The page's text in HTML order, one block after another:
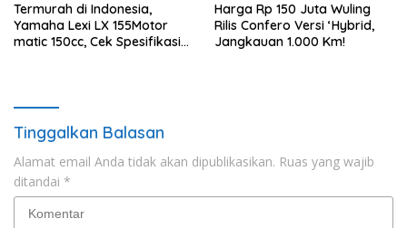
Termurah di Indonesia,
Yamaha Lexi LX 155Motor
matic 150cc, Cek Spesifikasi
Harga Rp 150 Juta Wuling
Rilis Confero Versi ‘Hybrid,
Jangkauan 1.000 Km!
Tinggalkan Balasan
Alamat email Anda tidak akan dipublikasikan. Ruas yang wajib
ditandai *